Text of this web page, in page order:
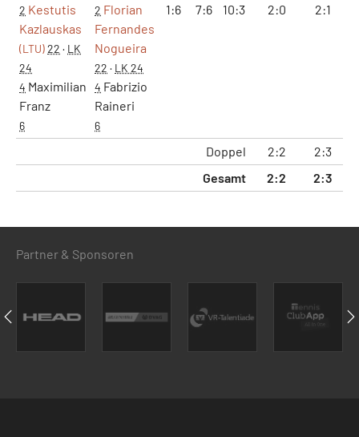
2 Kestutis
Kazlauskas
(LTU)22 · LK
24
4 Maximilian
Franz
6
2 Florian
Fernandes
Nogueira
22 · LK 24
4 Fabrizio
Raineri
6
1:6 7:6 10:3 2:0 2:1
Doppel 2:2 2:3
Gesamt
2:2 2:3
Partner & Sponsoren